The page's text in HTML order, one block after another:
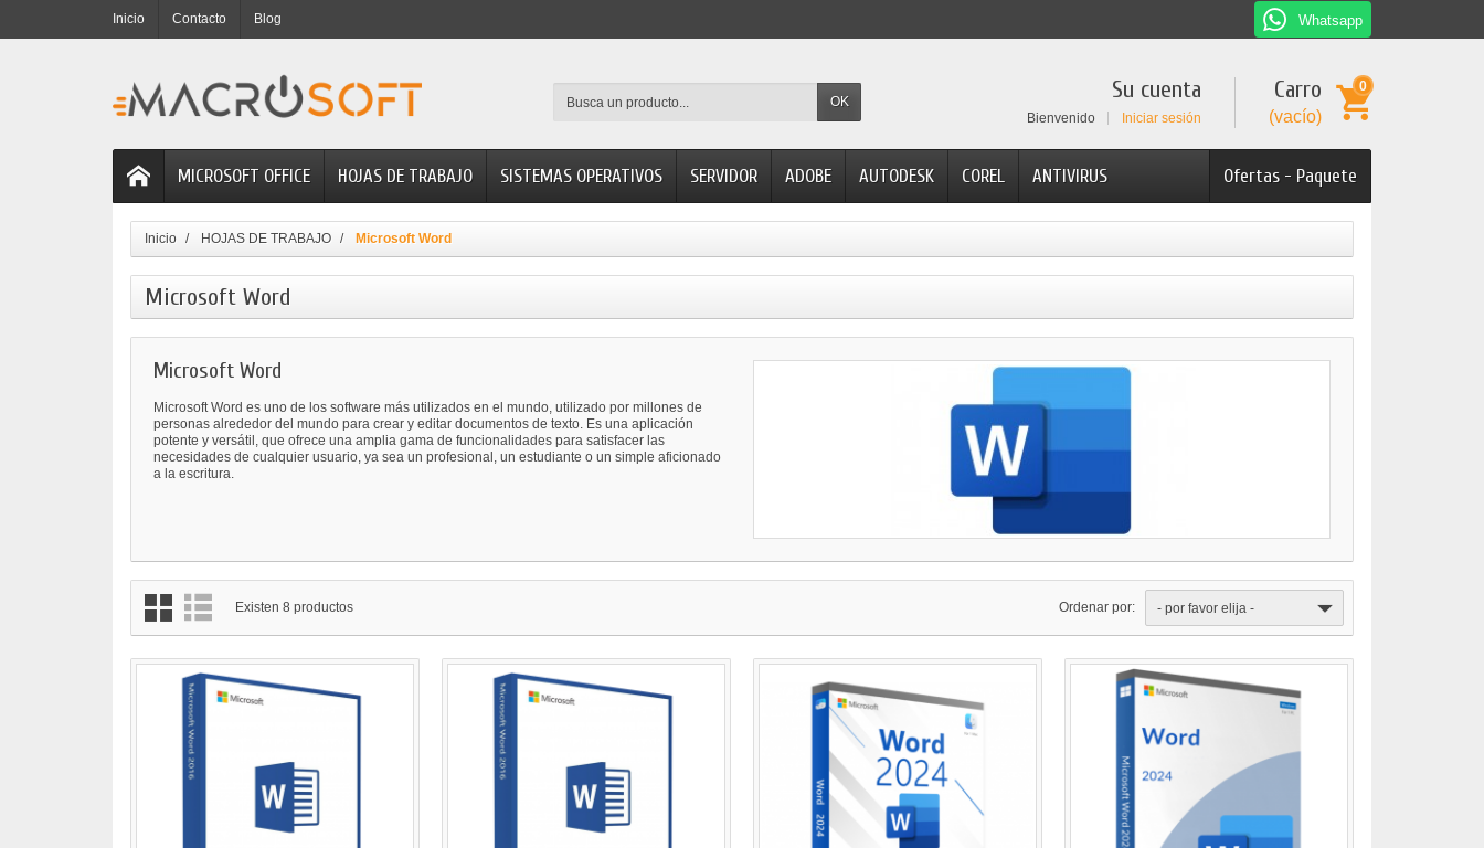
Inicio Contacto Blog Whatsapp
OK Carro
(vacío)
0
Su cuenta
Bienvenido Iniciar sesión
Ofertas - Paquete
MICROSOFT OFFICE HOJAS DE TRABAJO SISTEMAS OPERATIVOS SERVIDOR ADOBE AUTODESK COREL ANTIVIRUS
Inicio HOJAS DE TRABAJO Microsoft Word
Microsoft Word
Microsoft Word
Microsoft Word es uno de los software más utilizados en el mundo, utilizado por millones de
personas alrededor del mundo para crear y editar documentos de texto. Es una aplicación
potente y versátil, que ofrece una amplia gama de funcionalidades para satisfacer las
necesidades de cualquier usuario, ya sea un profesional, un estudiante o un simple aficionado
a la escritura.
Existen 8 productos Ordenar por: - por favor elija -